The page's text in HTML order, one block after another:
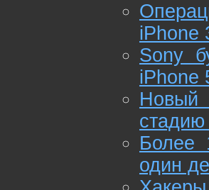
iPhone
Sony
iPhone
стадию
Более
один